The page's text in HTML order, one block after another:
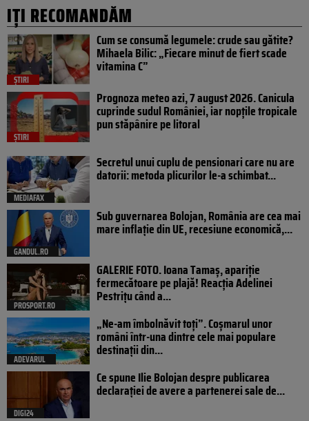
IȚI RECOMANDĂM
ȘTIRI
Cum se consumă legumele: crude sau gătite?
Mihaela Bilic: „Fiecare minut de fiert scade
vitamina C”
ȘTIRI
Prognoza meteo azi, 7 august 2026. Canicula
cuprinde sudul României, iar nopțile tropicale
pun stăpânire pe litoral
MEDIAFAX
Secretul unui cuplu de pensionari care nu are
datorii: metoda plicurilor le-a schimbat...
GANDUL.RO
Sub guvernarea Bolojan, România are cea mai
mare inflație din UE, recesiune economică,...
PROSPORT.RO
GALERIE FOTO. Ioana Tamaş, apariție
fermecătoare pe plajă! Reacția Adelinei
Pestrițu când a...
ADEVARUL
„Ne-am îmbolnăvit toți”. Coșmarul unor
români într-una dintre cele mai populare
destinații din...
DIGI24
Ce spune Ilie Bolojan despre publicarea
declarației de avere a partenerei sale de...